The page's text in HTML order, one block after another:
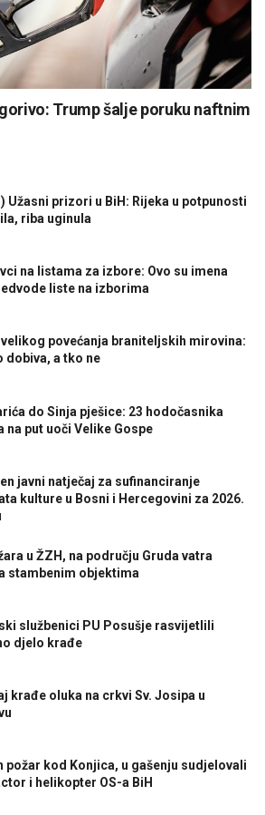
Trump šalje poruku naftnim
Užasni prizori u BiH: Rijeka u potpunosti
riba uginula
na listama za izbore: Ovo su imena
liste na izborima
velikog povećanja braniteljskih mirovina:
dobiva, a tko ne
do Sinja pješice: 23 hodočasnika
na put uoči Velike Gospe
javni natječaj za sufinanciranje
kulture u Bosni i Hercegovini za 2026.
u ŽZH, na području Gruda vatra
stambenim objektima
službenici PU Posušje rasvijetlili
djelo krađe
krađe oluka na crkvi Sv. Josipa u
požar kod Konjica, u gašenju sudjelovali
i helikopter OS-a BiH